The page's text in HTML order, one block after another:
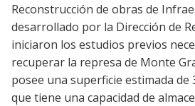
Reconstrucción de obras de
desarrollado por la Dirección de
iniciaron los estudios previos
recuperar la represa de Monte
posee una superficie estimada de
que tiene una capacidad de